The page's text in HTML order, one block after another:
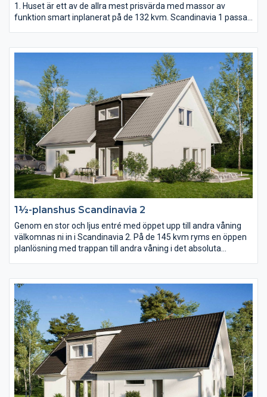
1. Huset är ett av de allra mest prisvärda med massor av
funktion smart inplanerat på de 132 kvm. Scandinavia 1 passar
den finaste delen av trädgården eller utsikten.
1½-planshus Scandinavia 2
Genom en stor och ljus entré med öppet upp till andra våning
välkomnas ni in i Scandinavia 2. På de 145 kvm ryms en öppen
planlösning med trappan till andra våning i det absoluta